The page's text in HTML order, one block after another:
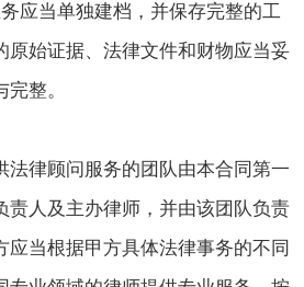
应当单独建档，并保存完整的工
原始证据、法律文件和财物应当妥
整。
法律顾问服务的团队由本合同第一
责人及主办律师，并由该团队负责
应当根据甲方具体法律事务的不同